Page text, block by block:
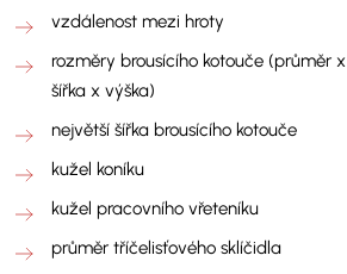
vzdálenost mezi hroty
rozměry brousícího kotouče (průměr x
šířka x výška)
největší šířka brousícího kotouče
kužel koníku
kužel pracovního vřeteníku
průměr tříčelisťového sklíčidla